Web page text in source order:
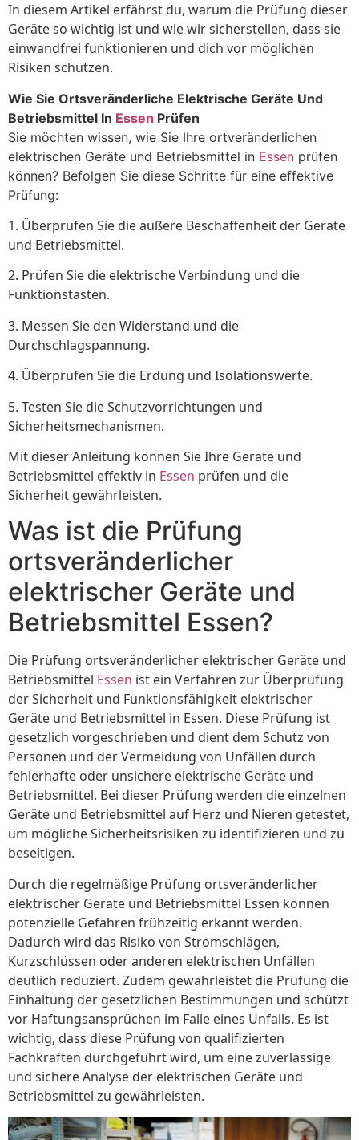
In diesem Artikel erfährst du, warum die Prüfung dieser
Geräte so wichtig ist und wie wir sicherstellen, dass sie
einwandfrei funktionieren und dich vor möglichen
Risiken schützen.
Wie Sie Ortsveränderliche Elektrische Geräte Und
Betriebsmittel In Essen Prüfen
Sie möchten wissen, wie Sie Ihre ortveränderlichen
elektrischen Geräte und Betriebsmittel in Essen prüfen
können? Befolgen Sie diese Schritte für eine effektive
Prüfung:
1. Überprüfen Sie die äußere Beschaffenheit der Geräte
und Betriebsmittel.
2. Prüfen Sie die elektrische Verbindung und die
Funktionstasten.
3. Messen Sie den Widerstand und die
Durchschlagspannung.
4. Überprüfen Sie die Erdung und Isolationswerte.
5. Testen Sie die Schutzvorrichtungen und
Sicherheitsmechanismen.
Mit dieser Anleitung können Sie Ihre Geräte und
Betriebsmittel effektiv in Essen prüfen und die
Sicherheit gewährleisten.
Was ist die Prüfung
ortsveränderlicher
elektrischer Geräte und
Betriebsmittel Essen?
Die Prüfung ortsveränderlicher elektrischer Geräte und
Betriebsmittel Essen ist ein Verfahren zur Überprüfung
der Sicherheit und Funktionsfähigkeit elektrischer
Geräte und Betriebsmittel in Essen. Diese Prüfung ist
gesetzlich vorgeschrieben und dient dem Schutz von
Personen und der Vermeidung von Unfällen durch
fehlerhafte oder unsichere elektrische Geräte und
Betriebsmittel. Bei dieser Prüfung werden die einzelnen
Geräte und Betriebsmittel auf Herz und Nieren getestet,
um mögliche Sicherheitsrisiken zu identifizieren und zu
beseitigen.
Durch die regelmäßige Prüfung ortsveränderlicher
elektrischer Geräte und Betriebsmittel Essen können
potenzielle Gefahren frühzeitig erkannt werden.
Dadurch wird das Risiko von Stromschlägen,
Kurzschlüssen oder anderen elektrischen Unfällen
deutlich reduziert. Zudem gewährleistet die Prüfung die
Einhaltung der gesetzlichen Bestimmungen und schützt
vor Haftungsansprüchen im Falle eines Unfalls. Es ist
wichtig, dass diese Prüfung von qualifizierten
Fachkräften durchgeführt wird, um eine zuverlässige
und sichere Analyse der elektrischen Geräte und
Betriebsmittel zu gewährleisten.